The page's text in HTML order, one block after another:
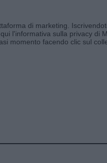
di marketing.
l'informativa sulla privacy di
momento facendo clic sul